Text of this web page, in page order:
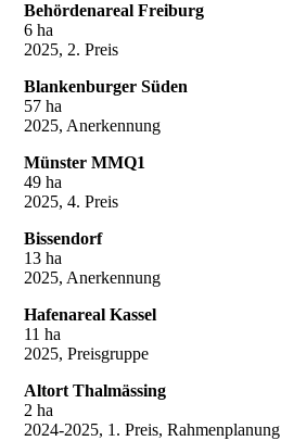
Behördenareal Freiburg
6 ha
2025, 2. Preis
Blankenburger Süden
57 ha
2025, Anerkennung
Münster MMQ1
49 ha
2025, 4. Preis
Bissendorf
13 ha
2025, Anerkennung
Hafenareal Kassel
11 ha
2025, Preisgruppe
Altort Thalmässing
2 ha
2024-2025, 1. Preis, Rahmenplanung